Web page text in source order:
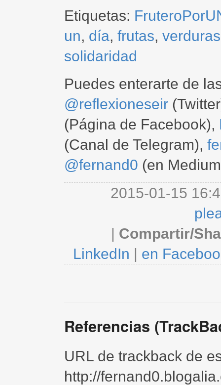
Etiquetas:
un, día, frutas, verduras
solidaridad
Puedes enterarte de
@reflexioneseir
(Página de Facebook),
(Canal de Telegram),
@fernand0 (en
2015-01-15
| Compartir/
LinkedIn | en
Referencias
URL de trackback de
http://